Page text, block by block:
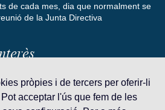
de cada mes, dia que normalment se
de la Junta Directiva
pròpies i de tercers per oferir-li
acceptar l'ús que fem de les